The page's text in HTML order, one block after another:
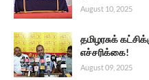
August 10, 2025
தமிழரசுக்
எச்சரிக்கை!
August 09, 2025